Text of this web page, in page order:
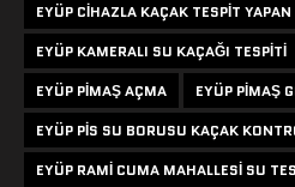
EYÜP CIHAZLA KAÇAK TESPIT
EYÜP KAMERALI SU KAÇAĞI TESPITI
EYÜP PIMAŞ AÇMA
EYÜP PIMAŞ
EYÜP PIS SU BORUSU KAÇAK
EYÜP RAMI CUMA MAHALLESI SU